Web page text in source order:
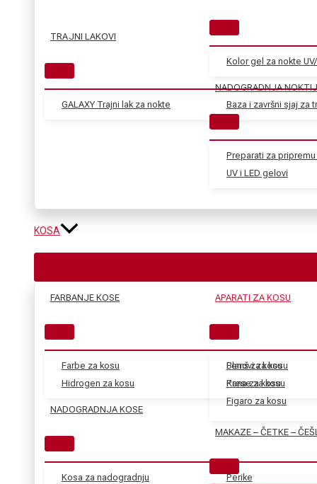
TRAJNI LAKOVI
GALAXY Trajni lak za nokte Baza i završni sjaj za
Kolor gel za nokte
NADOGRADNJA
Preparati za pripremu
UV i LED gelovi
KOSA
FARBANJE KOSE
Farbe za kosu
Hidrogen za kosu
Blanš za kosu
Kana za kosu
NADOGRADNJA KOSE
Kosa za nadogradnju
Perike
APARATI ZA KOSU
Fenovi za kosu
Prese za kosu
Figaro za kosu
MAKAZE – ČETKE –